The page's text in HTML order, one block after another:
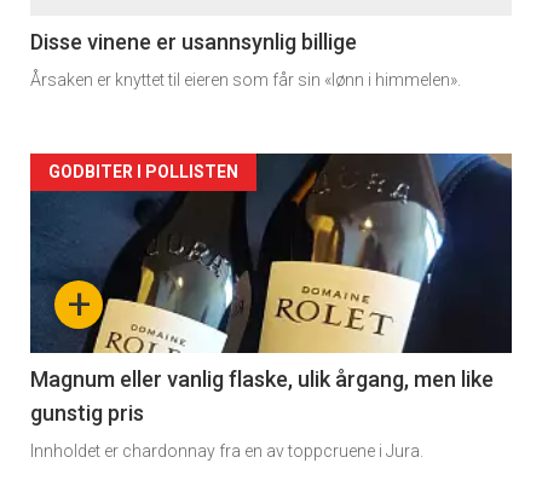
2
Disse vinene er usannsynlig billige
Årsaken er knyttet til eieren som får sin «lønn i himmelen».
Forsiden
akkurat
nå
3
+
GODBITER I POLLISTEN
Magnum eller vanlig flaske, ulik årgang, men like
gunstig pris
Innholdet er chardonnay fra en av toppcruene i Jura.